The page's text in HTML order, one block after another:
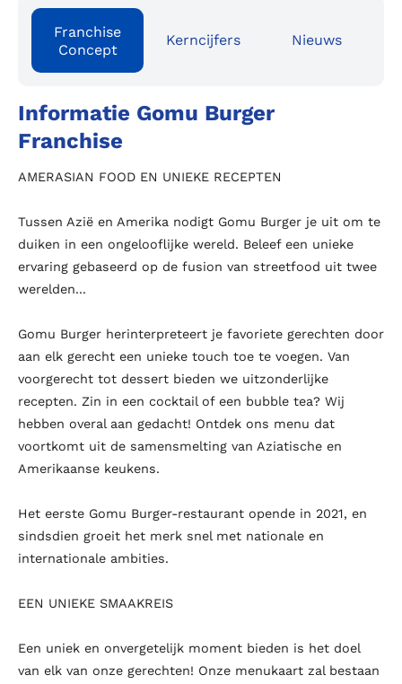
Franchise
Concept
Kerncijfers Nieuws
Informatie Gomu Burger
Franchise
AMERASIAN FOOD EN UNIEKE RECEPTEN
Tussen Azië en Amerika nodigt Gomu Burger je uit om te
duiken in een ongelooflijke wereld. Beleef een unieke
ervaring gebaseerd op de fusion van streetfood uit twee
werelden...
Gomu Burger herinterpreteert je favoriete gerechten door
aan elk gerecht een unieke touch toe te voegen. Van
voorgerecht tot dessert bieden we uitzonderlijke
recepten. Zin in een cocktail of een bubble tea? Wij
hebben overal aan gedacht! Ontdek ons menu dat
voortkomt uit de samensmelting van Aziatische en
Amerikaanse keukens.
Het eerste Gomu Burger-restaurant opende in 2021, en
sindsdien groeit het merk snel met nationale en
internationale ambities.
EEN UNIEKE SMAAKREIS
Een uniek en onvergetelijk moment bieden is het doel
van elk van onze gerechten! Onze menukaart zal bestaan